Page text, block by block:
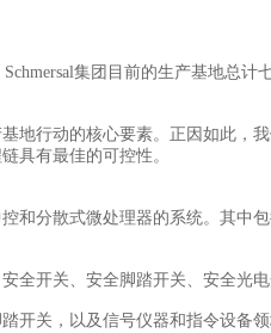
集团目前的生产基地总计
地行动的核心要素。正因如此，
具有最佳的可控性。
和分散式微处理器的系统。其中
全开关、安全脚踏开关、安全光电
开关，以及信号仪器和指令设备领